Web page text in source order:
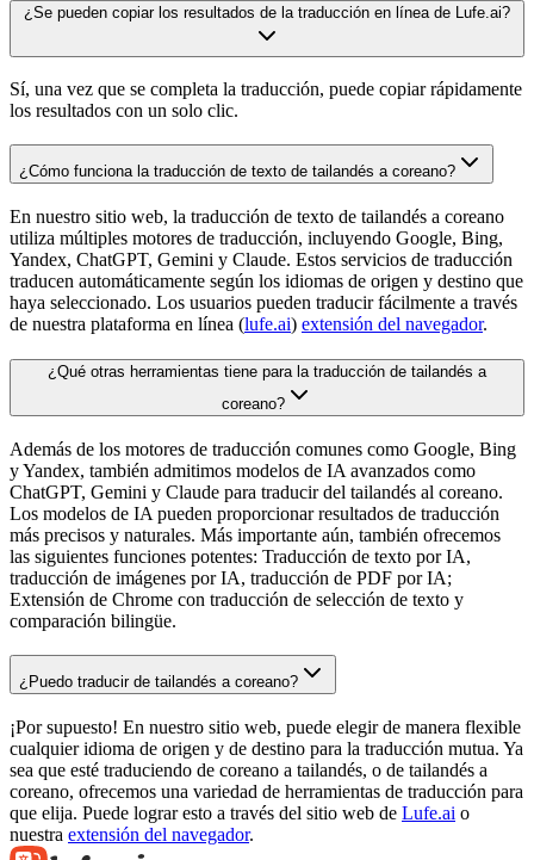
¿Se pueden copiar los resultados de la traducción en línea de Lufe.ai?
Sí, una vez que se completa la traducción, puede copiar rápidamente
los resultados con un solo clic.
¿Cómo funciona la traducción de texto de tailandés a coreano?
En nuestro sitio web, la traducción de texto de tailandés a coreano
utiliza múltiples motores de traducción, incluyendo Google, Bing,
Yandex, ChatGPT, Gemini y Claude. Estos servicios de traducción
traducen automáticamente según los idiomas de origen y destino que
haya seleccionado. Los usuarios pueden traducir fácilmente a través
de nuestra plataforma en línea (lufe.ai) extensión del navegador.
¿Qué otras herramientas tiene para la traducción de tailandés a
coreano?
Además de los motores de traducción comunes como Google, Bing
y Yandex, también admitimos modelos de IA avanzados como
ChatGPT, Gemini y Claude para traducir del tailandés al coreano.
Los modelos de IA pueden proporcionar resultados de traducción
más precisos y naturales. Más importante aún, también ofrecemos
las siguientes funciones potentes: Traducción de texto por IA,
traducción de imágenes por IA, traducción de PDF por IA;
Extensión de Chrome con traducción de selección de texto y
comparación bilingüe.
¿Puedo traducir de tailandés a coreano?
¡Por supuesto! En nuestro sitio web, puede elegir de manera flexible
cualquier idioma de origen y de destino para la traducción mutua. Ya
sea que esté traduciendo de coreano a tailandés, o de tailandés a
coreano, ofrecemos una variedad de herramientas de traducción para
que elija. Puede lograr esto a través del sitio web de Lufe.ai o
nuestra extensión del navegador.